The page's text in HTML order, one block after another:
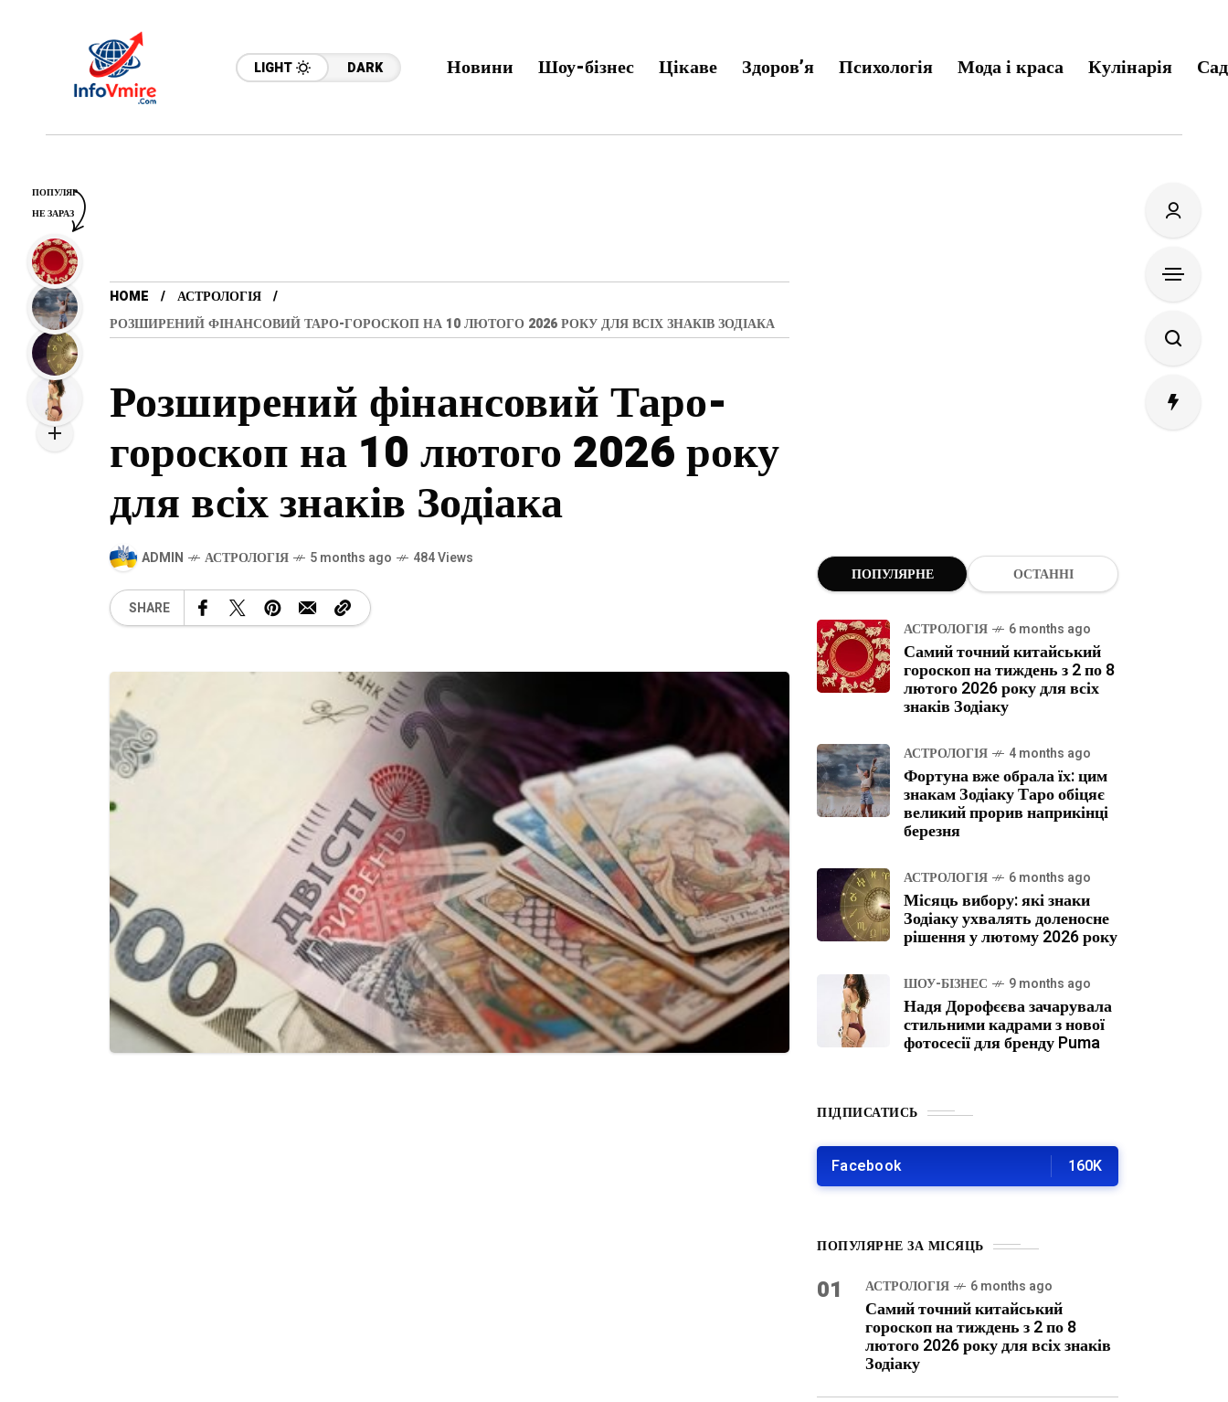
LIGHT DARK Новини Шоу-бізнес Цікаве Здоров’я Психологія Мода і краса Кулінарія
HOME
АСТРОЛОГІЯ
РОЗШИРЕНИЙ ФІНАНСОВИЙ ТАРО-ГОРОСКОП НА 10 ЛЮТОГО 2026 РОКУ ДЛЯ ВСІХ ЗНАКІВ ЗОДІАКА
Розширений фінансовий Таро-
гороскоп на 10 лютого 2026 року
для всіх знаків Зодіака
ADMIN АСТРОЛОГІЯ 5 months ago 484 Views
SHARE
ПОПУЛЯРНЕ ОСТАННІ
АСТРОЛОГІЯ 6 months ago
Самий точний китайський
гороскоп на тиждень з 2 по 8
лютого 2026 року для всіх
знаків Зодіаку
АСТРОЛОГІЯ 4 months ago
Фортуна вже обрала їх: цим
знакам Зодіаку Таро обіцяє
великий прорив наприкінці
березня
АСТРОЛОГІЯ 6 months ago
Місяць вибору: які знаки
Зодіаку ухвалять доленосне
рішення у лютому 2026 року
ШОУ-БІЗНЕС 9 months ago
Надя Дорофєєва зачарувала
стильними кадрами з нової
фотосесії для бренду Puma
ПІДПИСАТИСЬ
Facebook 160K
ПОПУЛЯРНЕ ЗА МІСЯЦЬ
01 АСТРОЛОГІЯ 6 months ago
Самий точний китайський
гороскоп на тиждень з 2 по 8
лютого 2026 року для всіх знаків
Зодіаку
ПОПУЛЯР
НЕ ЗАРАЗ